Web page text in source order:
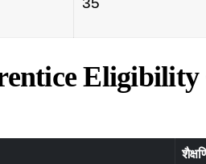
Eligibility